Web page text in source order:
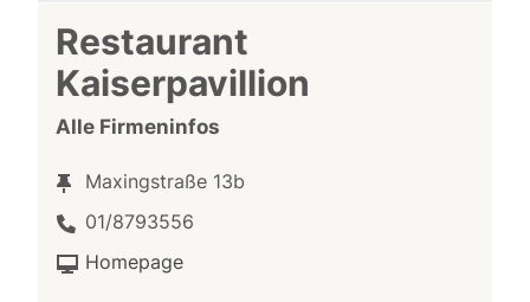
Restaurant
Kaiserpavillion
Alle Firmeninfos
Maxingstraße 13b
01/8793556
Homepage